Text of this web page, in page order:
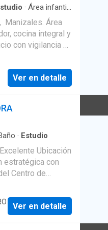
· Área infantil·
Seguridad
Manizales. Área
cocina integral y
del
(sistema de
Ver en detalle
· Estudio
Ubicación
estratégica con
Centro de
de actividades
de
Ver en detalle